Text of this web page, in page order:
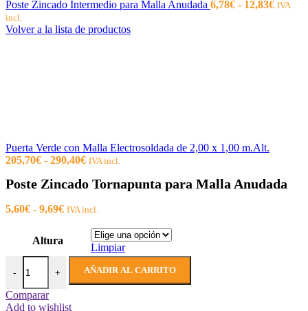
Poste Zincado Intermedio para Malla Anudada 6,78€ - 12,83€Rango
IVA
incl.
Volver a la lista de productos
Puerta Verde con Malla Electrosoldada de 2,00 x 1,00 m.Alt.
205,70€ - 290,40€Rango
precios:
205,70€
290,40€
IVA incl.
Poste Zincado Tornapunta para Malla Anudada
5,60€ - 9,69€Rango
precios:
5,60€
hasta
9,69€
IVA incl.
Altura
Limpiar
-
Poste Zincado Tornapunta para Malla Anudada cantidad
+ AÑADIR AL CARRITO
Comparar
Add to wishlist